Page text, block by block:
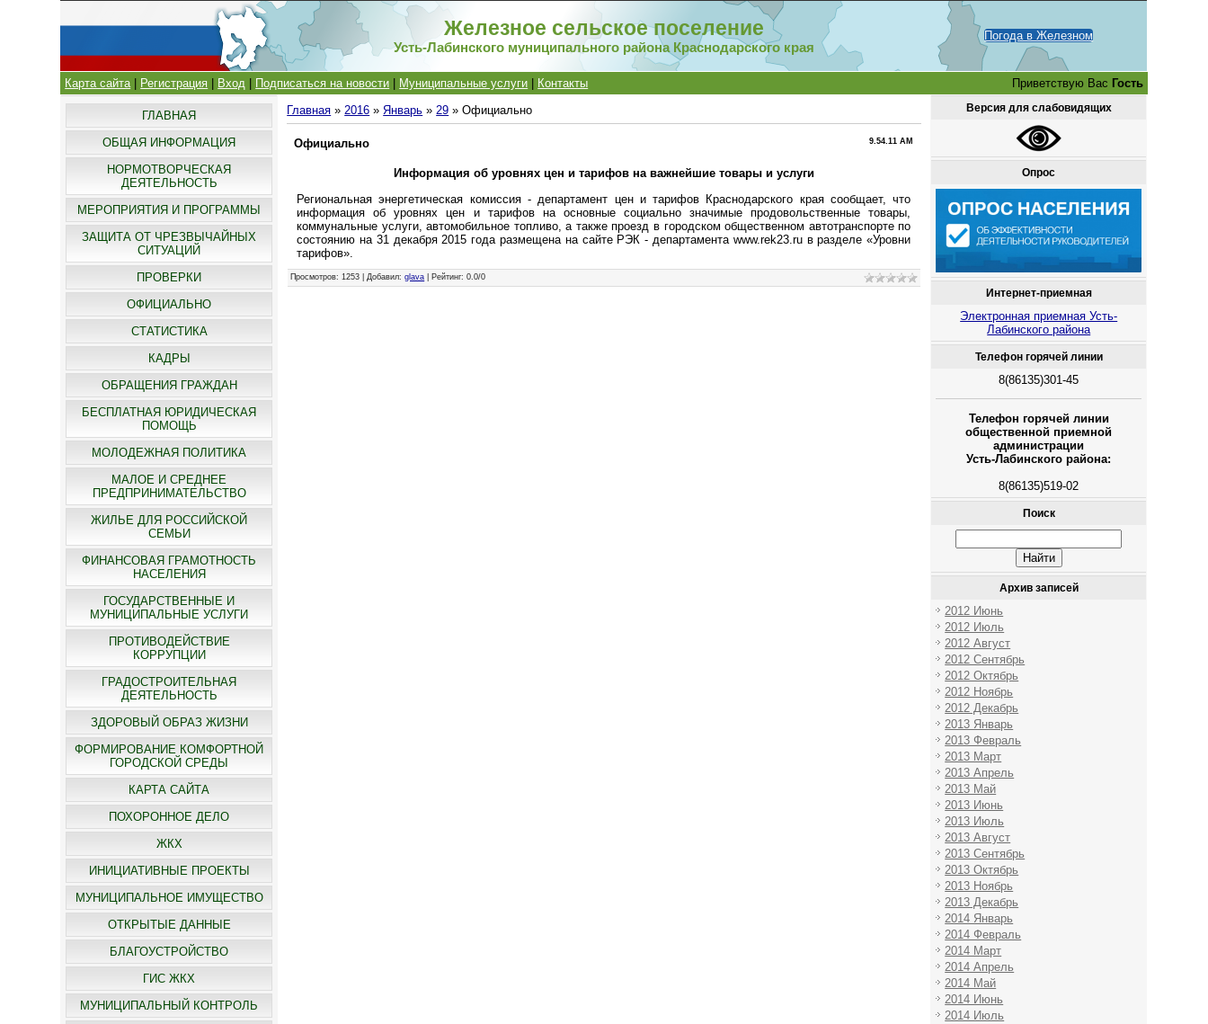
Железное сельское поселение
Усть-Лабинского муниципального района Краснодарского края
Погода в Железном
Карта сайта| Регистрация Вход Подписаться на новости Муниципальные услуги Контакты Приветствую Вас Гость
ГЛАВНАЯ
ОБЩАЯ ИНФОРМАЦИЯ
НОРМОТВОРЧЕСКАЯ
ДЕЯТЕЛЬНОСТЬ
МЕРОПРИЯТИЯ И ПРОГРАММЫ
ЗАЩИТА ОТ ЧРЕЗВЫЧАЙНЫХ
СИТУАЦИЙ
ПРОВЕРКИ
ОФИЦИАЛЬНО
СТАТИСТИКА
КАДРЫ
ОБРАЩЕНИЯ ГРАЖДАН
БЕСПЛАТНАЯ ЮРИДИЧЕСКАЯ
ПОМОЩЬ
МОЛОДЕЖНАЯ ПОЛИТИКА
МАЛОЕ И СРЕДНЕЕ
ПРЕДПРИНИМАТЕЛЬСТВО
ЖИЛЬЕ ДЛЯ РОССИЙСКОЙ
СЕМЬИ
ФИНАНСОВАЯ ГРАМОТНОСТЬ
НАСЕЛЕНИЯ
ГОСУДАРСТВЕННЫЕ И
МУНИЦИПАЛЬНЫЕ УСЛУГИ
ПРОТИВОДЕЙСТВИЕ
КОРРУПЦИИ
ГРАДОСТРОИТЕЛЬНАЯ
ДЕЯТЕЛЬНОСТЬ
ЗДОРОВЫЙ ОБРАЗ ЖИЗНИ
ФОРМИРОВАНИЕ КОМФОРТНОЙ
ГОРОДСКОЙ СРЕДЫ
КАРТА САЙТА
ПОХОРОННОЕ ДЕЛО
ЖКХ
ИНИЦИАТИВНЫЕ ПРОЕКТЫ
МУНИЦИПАЛЬНОЕ ИМУЩЕСТВО
ОТКРЫТЫЕ ДАННЫЕ
БЛАГОУСТРОЙСТВО
ГИС ЖКХ
МУНИЦИПАЛЬНЫЙ КОНТРОЛЬ
Главная »2016 » Январь » 29 » Официально
9.54.11 AM
Официально
Информация об уровнях цен и тарифов на важнейшие товары и услуги
Региональная энергетическая комиссия - департамент цен и тарифов Краснодарского края сообщает, что
информация об уровнях цен и тарифов на основные социально значимые продовольственные товары,
коммунальные услуги, автомобильное топливо, а также проезд в городском общественном автотранспорте по
состоянию на 31 декабря 2015 года размещена на сайте РЭК - департамента www.rek23.ru в разделе «Уровни
тарифов».
Просмотров: 1253 |Добавил:glava Рейтинг:0.0/0
Версия для слабовидящих
Опрос
Интернет-приемная
Электронная приемная Усть-
Лабинского района
Телефон горячей линии
8(86135)301-45
Телефон горячей линии
общественной приемной
администрации
Усть-Лабинского района:
8(86135)519-02
Поиск
Архив записей
2012 Июнь
2012 Июль
2012 Август
2012 Сентябрь
2012 Октябрь
2012 Ноябрь
2012 Декабрь
2013 Январь
2013 Февраль
2013 Март
2013 Апрель
2013 Май
2013 Июнь
2013 Июль
2013 Август
2013 Сентябрь
2013 Октябрь
2013 Ноябрь
2013 Декабрь
2014 Январь
2014 Февраль
2014 Март
2014 Апрель
2014 Май
2014 Июнь
2014 Июль